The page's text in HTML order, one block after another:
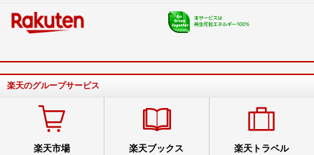
楽天のグループサービス
楽天市場 楽天ブックス 楽天トラベル